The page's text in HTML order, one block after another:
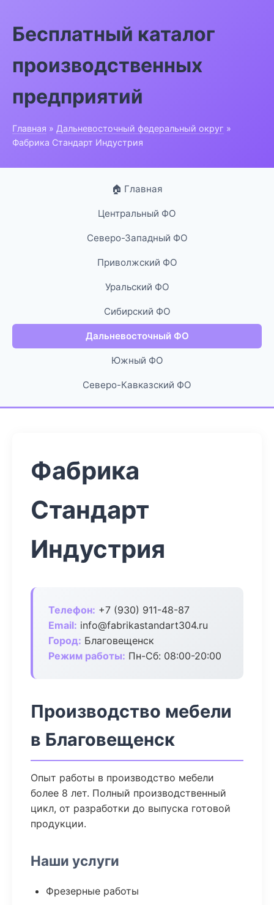
Бесплатный каталог
производственных
предприятий
Главная » Дальневосточный федеральный округ »
Фабрика Стандарт Индустрия
🏠 Главная
Центральный ФО
Северо-Западный ФО
Приволжский ФО
Уральский ФО
Сибирский ФО
Дальневосточный ФО
Южный ФО
Северо-Кавказский ФО
Фабрика
Стандарт
Индустрия
Телефон: +7 (930) 911-48-87
Email: info@fabrikastandart304.ru
Город: Благовещенск
Режим работы: Пн-Сб: 08:00-20:00
Производство мебели
в Благовещенск
Опыт работы в производство мебели
более 8 лет. Полный производственный
цикл, от разработки до выпуска готовой
продукции.
Наши услуги
Фрезерные работы